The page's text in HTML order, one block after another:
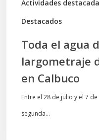
Actividades
Destacados
Toda el agua
largometraje
en Calbuco
Entre el 28 de julio y el 7
segunda…